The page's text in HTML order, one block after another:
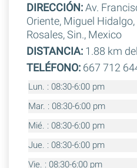
DIRECCIÓN:Av.
Oriente, Miguel
Rosales, Sin., Mexico
DISTANCIA:1.88 km
TELÉFONO:667 712
Lun. : 08:30-6:00 pm
Mar. : 08:30-6:00 pm
Mié. : 08:30-6:00 pm
Jue. : 08:30-6:00 pm
Vie. : 08:30-6:00 pm